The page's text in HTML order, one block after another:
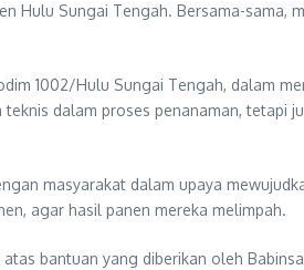
Hulu Sungai Tengah. Bersama-sama,
1002/Hulu Sungai Tengah, dalam
dalam proses penanaman,
masyarakat dalam upaya
agar hasil panen mereka melimpah.
bantuan yang diberikan oleh